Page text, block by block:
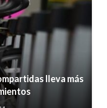
lleva más